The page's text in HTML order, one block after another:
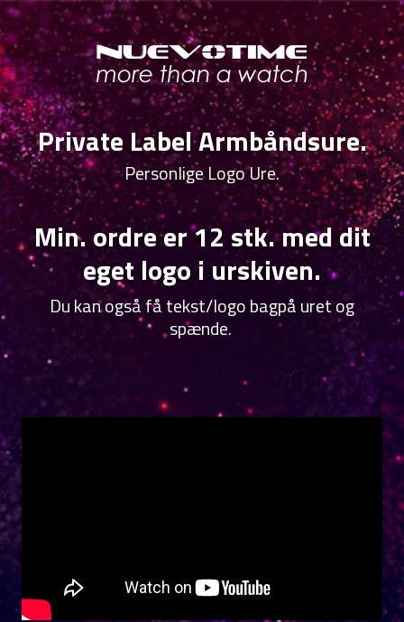
Private Label Armbåndsure.
Personlige Logo Ure.
Min. ordre er 12 stk. med dit
eget logo i urskiven.
Du kan også få tekst/logo bagpå uret og
spænde.